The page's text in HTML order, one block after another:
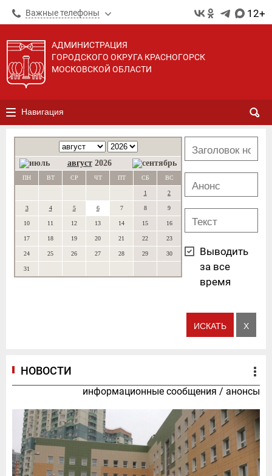
Важные телефоны 12+
АДМИНИСТРАЦИЯ
ГОРОДСКОГО ОКРУГА КРАСНОГОРСК
МОСКОВСКОЙ ОБЛАСТИ
Навигация
август 2026
ПН ВТ СР ЧТ ПТ СБ ВС
1 2
3 4 5 6 7 8 9
10 11 12 13 14 15 16
17 18 19 20 21 22 23
24 25 26 27 28 29 30
31
Выводить
за все
время
НОВОСТИ
информационные сообщения / анонсы